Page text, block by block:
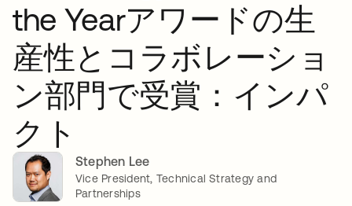
the Yearアワードの生
産性とコラボレーショ
ン部門で受賞：インパ
クト
Stephen Lee
Vice President, Technical Strategy and
Partnerships